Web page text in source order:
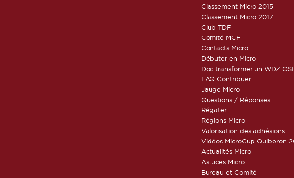
Classement Micro 2015
Classement Micro 2017
Club TDF
Comité MCF
Contacts Micro
Débuter en Micro
Doc transformer un WDZ
FAQ Contribuer
Jauge Micro
Questions / Réponses
Régater
Régions Micro
Valorisation des adhésions
Vidéos MicroCup Quiberon
Actualités Micro
Astuces Micro
Bureau et Comité